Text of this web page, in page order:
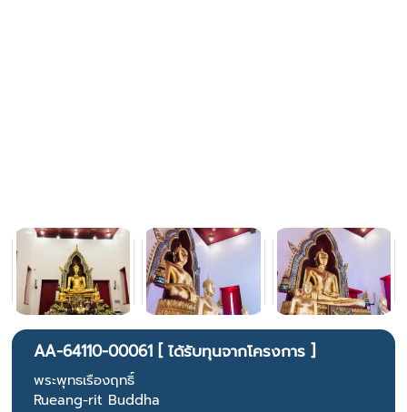
AA-64110-00061 [ ได้รับทุนจากโครงการ ]
พระพุทธเรืองฤทธิ์
Rueang-rit Buddha